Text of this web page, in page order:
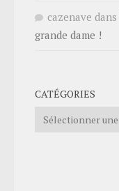
cazenave dans
grande dame !
CATÉGORIES
Catégories